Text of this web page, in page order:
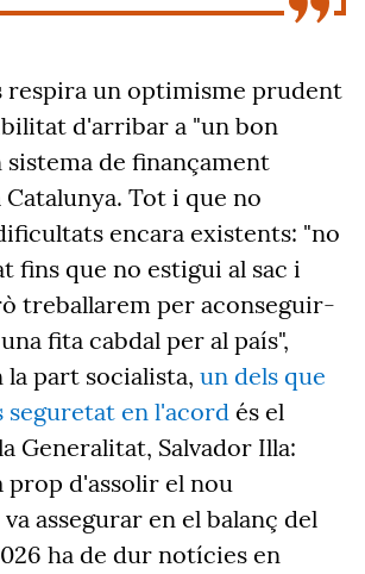
respira un optimisme prudent
d'arribar a "un bon
de finançament
Tot i que no
encara existents: "no
fins que no estigui al sac i
treballarem per aconseguir-
fita cabdal per al país",
la part socialista, un dels que
seguretat en l'acord és el
Generalitat, Salvador Illa:
prop d'assolir el nou
assegurar en el balanç del
ha de dur notícies en